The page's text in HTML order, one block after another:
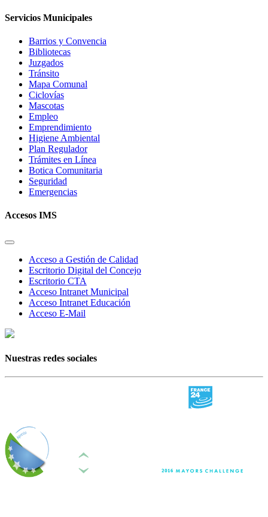
Servicios Municipales
Barrios y Convencia
Bibliotecas
Juzgados
Tránsito
Mapa Comunal
Ciclovías
Mascotas
Empleo
Emprendimiento
Higiene Ambiental
Plan Regulador
Trámites en Línea
Botica Comunitaria
Seguridad
Emergencias
Accesos IMS
Acceso a Gestión de Calidad
Escritorio Digital del Concejo
Escritorio CTA
Acceso Intranet Municipal
Acceso Intranet Educación
Acceso E-Mail
Nuestras redes sociales